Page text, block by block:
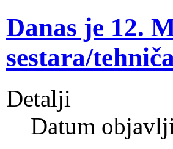
Danas je 12.
sestara/
Detalji
Datum